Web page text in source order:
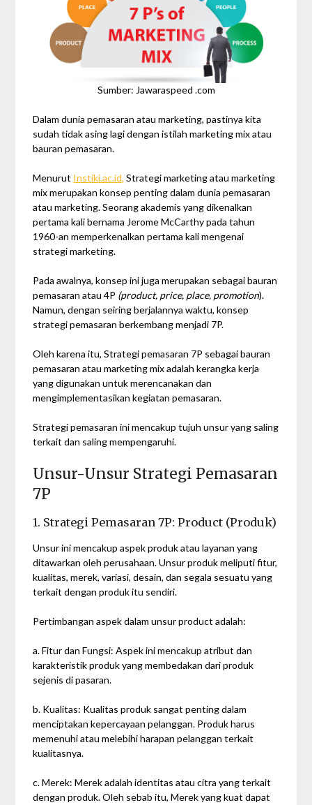
Sumber: Jawaraspeed .com
Dalam dunia pemasaran atau marketing, pastinya kita
sudah tidak asing lagi dengan istilah marketing mix atau
bauran pemasaran.
Menurut Instiki.ac.id, Strategi marketing atau marketing
mix merupakan konsep penting dalam dunia pemasaran
atau marketing. Seorang akademis yang dikenalkan
pertama kali bernama Jerome McCarthy pada tahun
1960-an memperkenalkan pertama kali mengenai
strategi marketing.
Pada awalnya, konsep ini juga merupakan sebagai bauran
pemasaran atau 4P (product, price, place, promotion).
Namun, dengan seiring berjalannya waktu, konsep
strategi pemasaran berkembang menjadi 7P.
Oleh karena itu, Strategi pemasaran 7P sebagai bauran
pemasaran atau marketing mix adalah kerangka kerja
yang digunakan untuk merencanakan dan
mengimplementasikan kegiatan pemasaran.
Strategi pemasaran ini mencakup tujuh unsur yang saling
terkait dan saling mempengaruhi.
Unsur-Unsur Strategi Pemasaran
7P
1. Strategi Pemasaran 7P: Product (Produk)
Unsur ini mencakup aspek produk atau layanan yang
ditawarkan oleh perusahaan. Unsur produk meliputi fitur,
kualitas, merek, variasi, desain, dan segala sesuatu yang
terkait dengan produk itu sendiri.
Pertimbangan aspek dalam unsur product adalah:
a. Fitur dan Fungsi: Aspek ini mencakup atribut dan
karakteristik produk yang membedakan dari produk
sejenis di pasaran.
b. Kualitas: Kualitas produk sangat penting dalam
menciptakan kepercayaan pelanggan. Produk harus
memenuhi atau melebihi harapan pelanggan terkait
kualitasnya.
c. Merek: Merek adalah identitas atau citra yang terkait
dengan produk. Oleh sebab itu, Merek yang kuat dapat